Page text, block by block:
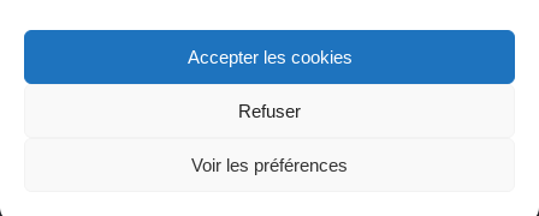
Accepter les cookies
Refuser
Voir les préférences
Tous droits réservés © 2023 Commune de Quingey / Création -